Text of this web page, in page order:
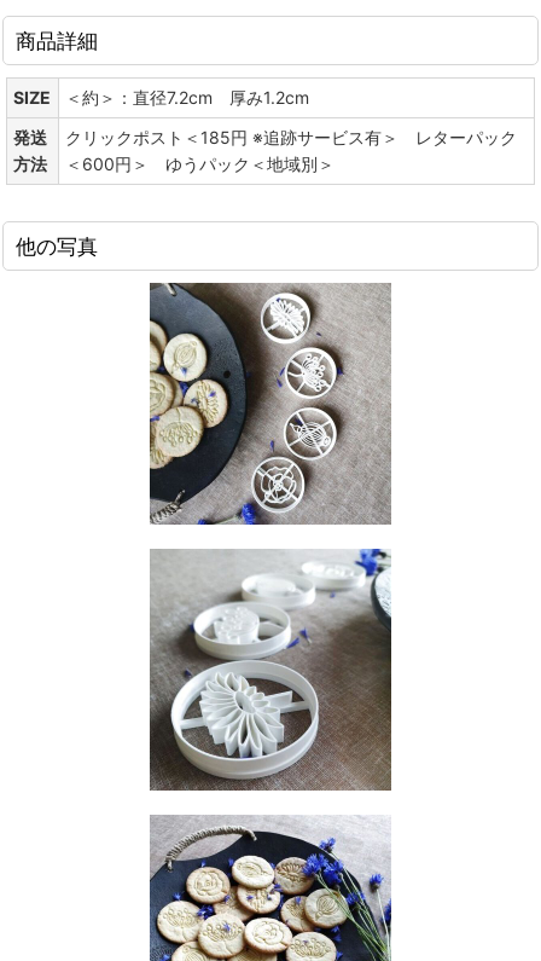
商品詳細
SIZE
＜約＞：直径7.2cm 厚み1.2cm
発送
方法
クリックポスト＜185円 ※追跡サービス有＞ レターパック
＜600円＞ ゆうパック＜地域別＞
他の写真